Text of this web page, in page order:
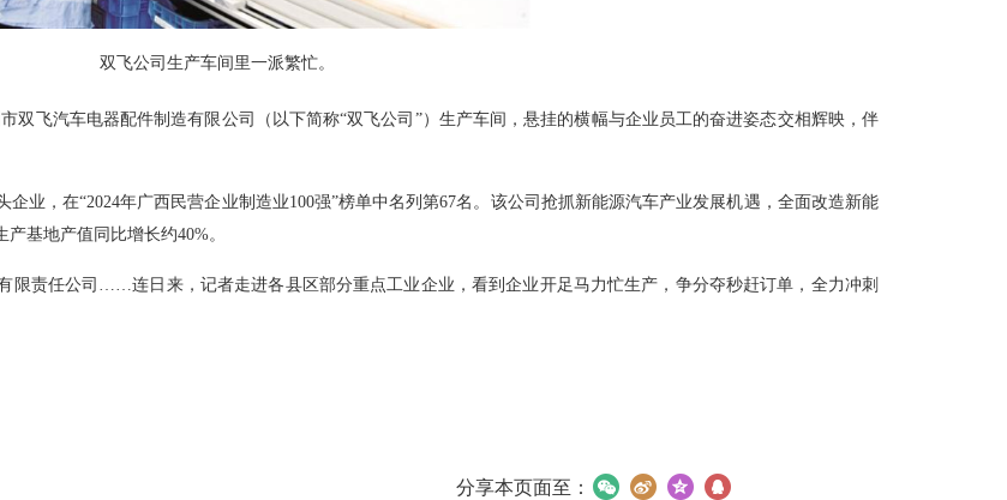
双飞公司生产车间里一派繁忙。
双飞汽车电器配件制造有限公司（以下简称“双飞公司”）生产车间，悬挂的横幅与企业员工的奋进姿态交相辉映，伴
业，在“2024年广西民营企业制造业100强”榜单中名列第67名。该公司抢抓新能源汽车产业发展机遇，全面改造新能
基地产值同比增长约40%。
限责任公司……连日来，记者走进各县区部分重点工业企业，看到企业开足马力忙生产，争分夺秒赶订单，全力冲刺
分享本页面至：